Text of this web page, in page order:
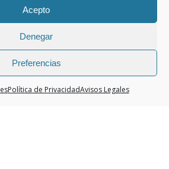
Acepto
Denegar
Preferencias
Política de PrivacidadAvisos Legales
Política Cookies
CONTACTAR
508 922
dhelia@dhelia.es